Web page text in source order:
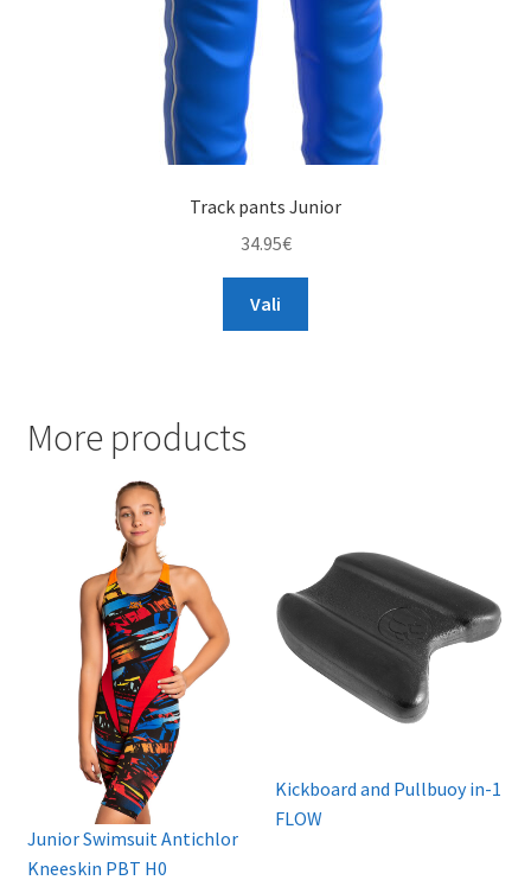
product
page
Track pants Junior
34.95€
Vali
chosen
on
the
product
page
More products
Junior Swimsuit Antichlor
Kneeskin PBT H0
Kickboard and Pullbuoy in-1
FLOW